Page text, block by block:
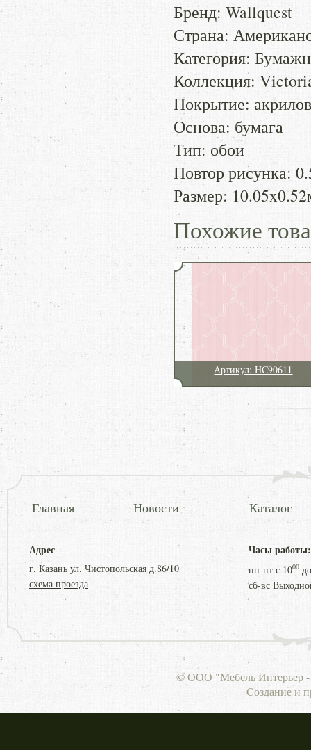
Бренд: Wallquest
Страна:
Категория:
Коллекция:
Покрытие:
Основа: бумага
Тип: обои
Повтор рисунка:
Размер:
Похожие
Артикул: HC90611
Главная Новости Каталог
Адрес
г. Казань ул. Чистопольская д.86/10
схема проезда
Часы работы:
пн-пт с 1000
сб-вс
© ООО "Мебель Интерьер -
Cоздание и